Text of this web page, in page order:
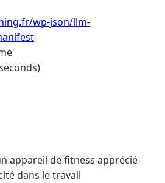
wp-json/llm-
appareil de fitness apprécié
dans le travail